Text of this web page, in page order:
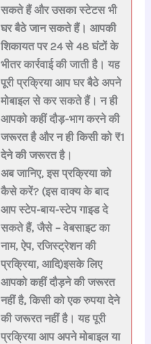
सकते हैं और उसकास्टेटस भी
घर बैठे जान सकते हैं। आपकी
शिकायत पर 24 से 48 घंटों के
भीतर कार्रवाई की जाती है। यह
पूरी प्रक्रिया आपघर बैठे अपने
मोबाइल से कर सकते हैं। न ही
आपको कहीं दौड़-भाग करने की
जरूरत है और न ही किसी को ₹1
देने की जरूरत है।
अब जानिए, इस प्रक्रिया को
कैसे करें? (इस वाक्य के बाद
आप स्टेप-बाय-स्टेप गाइड दे
सकते हैं, जैसे – वेबसाइट का
नाम, ऐप, रजिस्ट्रेशन की
प्रक्रिया, आदि)इसके लिए
आपकोकहीं दौड़ने की जरूरत
नहीं है,किसी को एक रुपया देने
की जरूरत नहीं है। यह पूरी
प्रक्रिया आपअपने मोबाइल या